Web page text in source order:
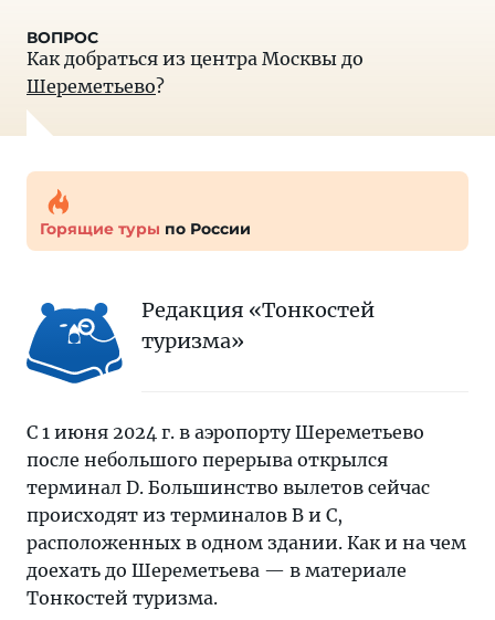
Как добраться из центра Москвы до
Шереметьево?
Горящие туры по России
Редакция «Тонкостей
туризма»
С 1 июня 2024 г. в аэропорту Шереметьево
после небольшого перерыва открылся
терминал D. Большинство вылетов сейчас
происходят из терминалов В и С,
расположенных в одном здании. Как и на чем
доехать до Шереметьева — в материале
Тонкостей туризма.